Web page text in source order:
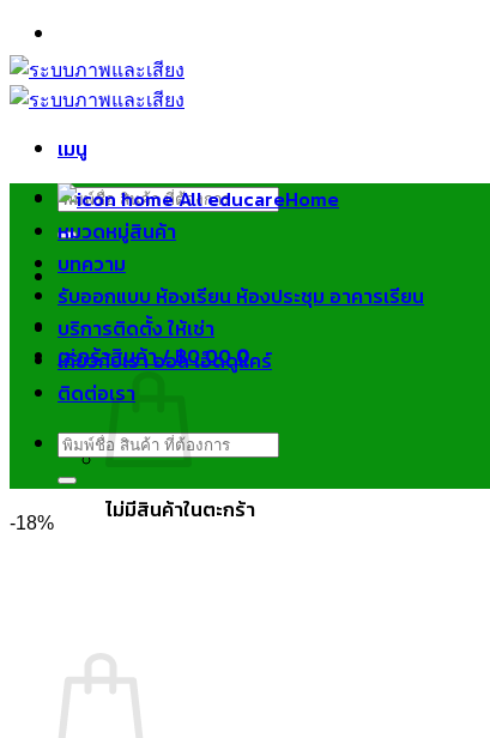
ข้าม
ไป
ยัง
เมนู
ค้นหา:
ตะกร้าสินค้า /฿0.000
ไม่มีสินค้าในตะกร้า
Home
หมวดหมู่สินค้า
บทความ
รับออกแบบ ห้องเรียน ห้องประชุม อาคารเรียน
บริการติดตั้ง ให้เช่า
เกี่ยวกับเรา ออล เอ็ดดูแคร์
ติดต่อเรา
ค้นหา:
-18%